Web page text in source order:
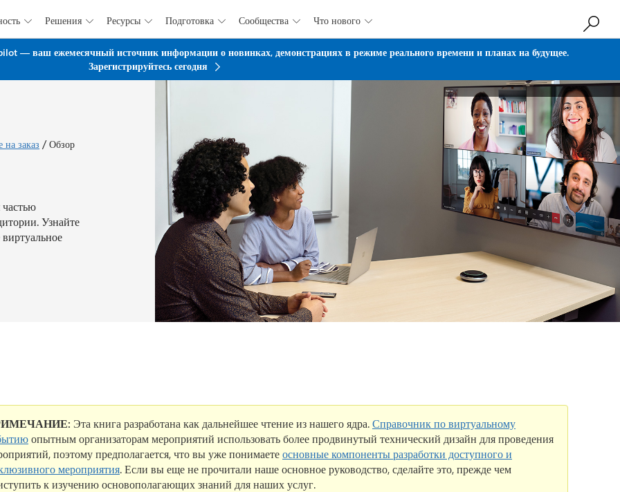
Перейти к основному содержанию
 Решения  Ресурсы  Подготовка  Сообщества  Что нового 
— ваш ежемесячный источник информации о новинках, демонстрациях в режиме реального времени и планах на будущее.
Зарегистрируйтесь сегодня
на заказ /Обзор
Узнайте
Эта книга разработана как дальнейшее чтение из нашего ядра.Справочник по виртуальному
опытным организаторам мероприятий использовать более продвинутый технический дизайн для проведения
поэтому предполагается, что вы уже понимаетеосновные компоненты разработки доступного и
мероприятия. Если вы еще не прочитали наше основное руководство, сделайте это, прежде чем
к изучению основополагающих знаний для наших услуг.